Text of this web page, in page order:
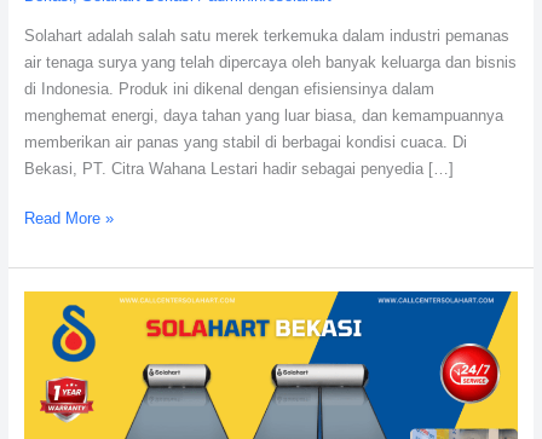
Solahart adalah salah satu merek terkemuka dalam industri pemanas
air tenaga surya yang telah dipercaya oleh banyak keluarga dan bisnis
di Indonesia. Produk ini dikenal dengan efisiensinya dalam
menghemat energi, daya tahan yang luar biasa, dan kemampuannya
memberikan air panas yang stabil di berbagai kondisi cuaca. Di
Bekasi, PT. Citra Wahana Lestari hadir sebagai penyedia […]
Water
Heater
Read More »
Service
Solahart
Bekasi:
Distributor
resmi